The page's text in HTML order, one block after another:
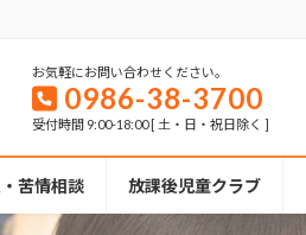
お気軽にお問い合わせください。
0986-38-3700
受付時間 9:00-18:00 [ 土・日・祝日除く ]
苦情相談 放課後児童クラブ